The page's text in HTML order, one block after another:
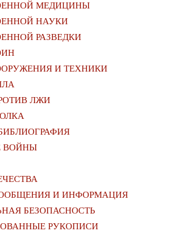
МЕДИЦИНЫ
НАУКИ
РАЗВЕДКИ
И ТЕХНИКИ
ЛЖИ
ВОЙНЫ
И ИНФОРМАЦИЯ
БЕЗОПАСНОСТЬ
РУКОПИСИ